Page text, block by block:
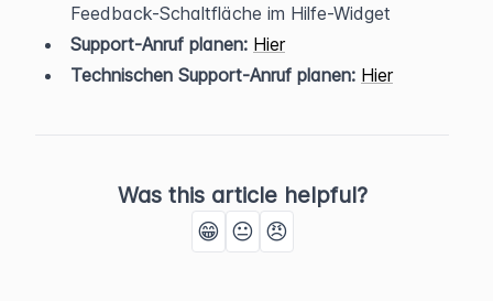
Feedback-Schaltfläche im Hilfe-Widget
Support-Anruf planen: Hier
Technischen Support-Anruf planen: Hier
Was this article helpful?
😁 😐 😠